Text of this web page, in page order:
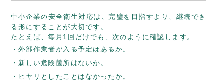
中小企業の安全衛生対応は、完璧を目指すより、継続でき
る形にすることが大切です。
たとえば、毎月1回だけでも、次のように確認します。
外部作業者が入る予定はあるか。
新しい危険箇所はないか。
ヒヤリとしたことはなかったか。